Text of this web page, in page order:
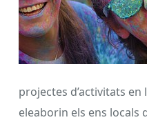
projectes d’activitats
eleaborin els ens locals